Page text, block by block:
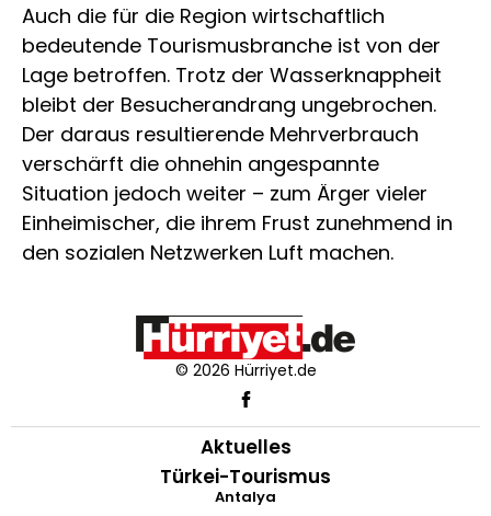
Auch die für die Region wirtschaftlich
bedeutende Tourismusbranche ist von der
Lage betroffen. Trotz der Wasserknappheit
bleibt der Besucherandrang ungebrochen.
Der daraus resultierende Mehrverbrauch
verschärft die ohnehin angespannte
Situation jedoch weiter – zum Ärger vieler
Einheimischer, die ihrem Frust zunehmend in
den sozialen Netzwerken Luft machen.
© 2026 Hürriyet.de
Aktuelles
Türkei-Tourismus
Antalya